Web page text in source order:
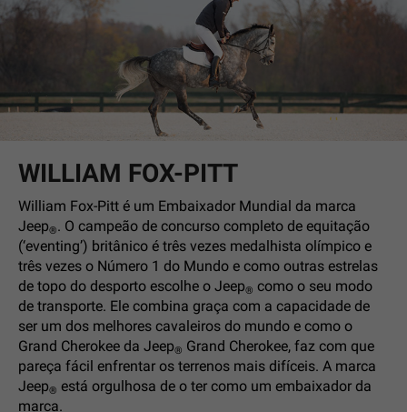
WILLIAM FOX-PITT
William Fox-Pitt é um Embaixador Mundial da marca
Jeep®. O campeão de concurso completo de equitação
(‘eventing’) britânico é três vezes medalhista olímpico e
três vezes o Número 1 do Mundo e como outras estrelas
de topo do desporto escolhe o Jeep® como o seu modo
de transporte. Ele combina graça com a capacidade de
ser um dos melhores cavaleiros do mundo e como o
Grand Cherokee da Jeep® Grand Cherokee, faz com que
pareça fácil enfrentar os terrenos mais difíceis. A marca
Jeep® está orgulhosa de o ter como um embaixador da
marca.